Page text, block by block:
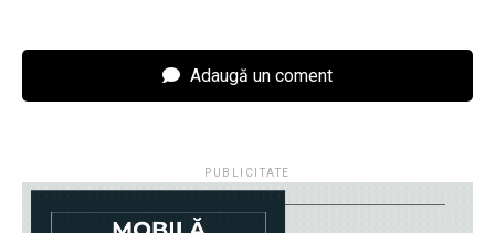
Adaugă un coment
PUBLICITATE